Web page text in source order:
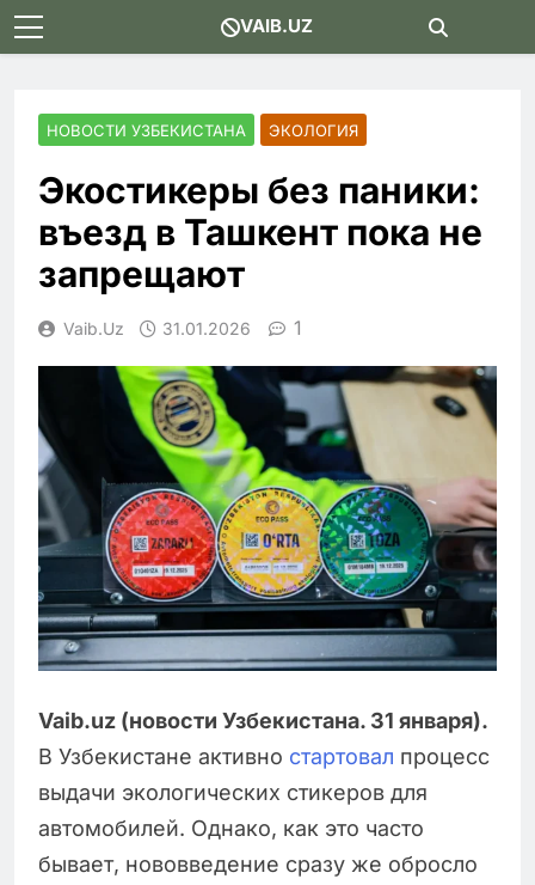
Skip
to
VAIB.UZ
НОВОСТИ УЗБЕКИСТАНА ЭКОЛОГИЯ
Экостикеры без паники:
въезд в Ташкент пока не
запрещают
Vaib.uz 31.01.2026 1
Vaib.uz (новости Узбекистана. 31 января).
В Узбекистане активно стартовал процесс
выдачи экологических стикеров для
автомобилей. Однако, как это часто
бывает, нововведение сразу же обросло